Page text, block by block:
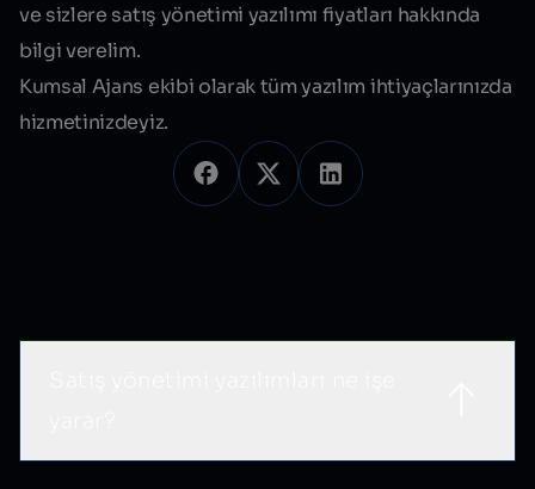
ve sizlere satış yönetimi yazılımı fiyatları hakkında
bilgi verelim.
Kumsal Ajans ekibi olarak tüm yazılım ihtiyaçlarınızda
hizmetinizdeyiz.